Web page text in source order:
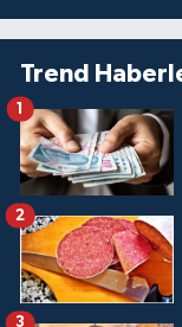
Trend
1
2
3